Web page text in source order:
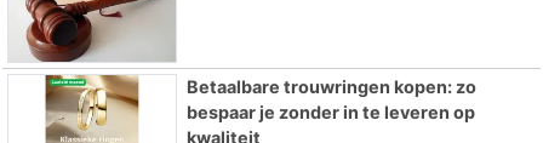
Betaalbare trouwringen kopen: zo
bespaar je zonder in te leveren op
kwaliteit